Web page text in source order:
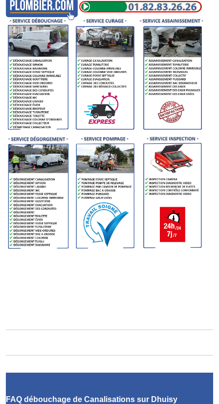
FAQ débouchage de Canalisations sur Dhuisy